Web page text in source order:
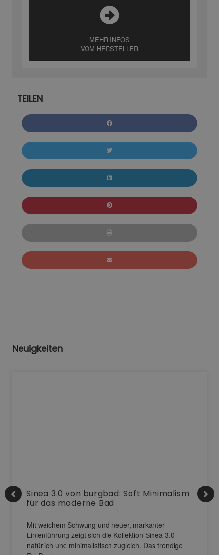
MEHR INFOS
VOM HERSTELLER
TEILEN
Neuigkeiten
Sinea 3.0 von burgbad: Soft Minimalism
für das moderne Bad
Mit weichem Schwung und neuer, markanter
Linienführung zeigt sich die Kollektion Sinea 3.0
natürlich und minimalistisch zugleich. Das trendige